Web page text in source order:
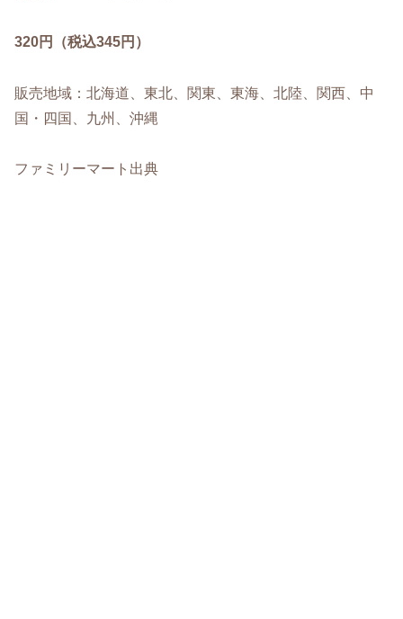
320円（税込345円）
販売地域：北海道、東北、関東、東海、北陸、関西、中
国・四国、九州、沖縄
ファミリーマート出典